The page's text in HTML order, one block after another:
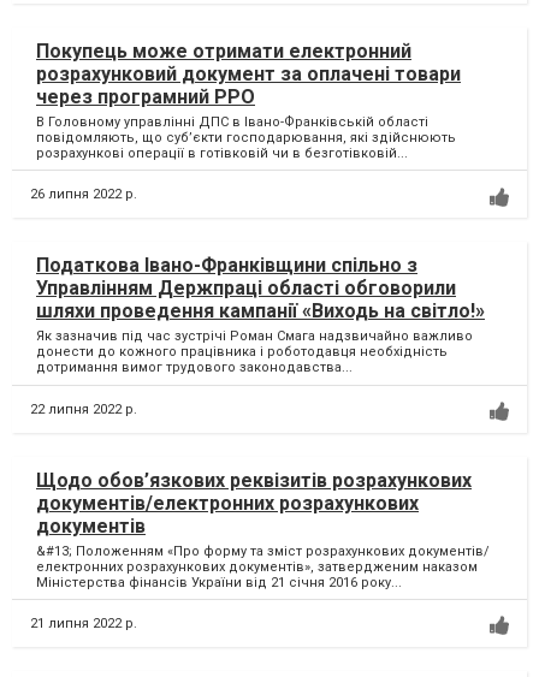
Покупець може отримати електронний
розрахунковий документ за оплачені товари
через програмний РРО
В Головному управлінні ДПС в Івано-Франківській області
повідомляють, що суб’єкти господарювання, які здійснюють
розрахункові операції в готівковій чи в безготівковій...
26 липня 2022 р.
Податкова Івано-Франківщини спільно з
Управлінням Держпраці області обговорили
шляхи проведення кампанії «Виходь на світло!»
Як зазначив під час зустрічі Роман Смага надзвичайно важливо
донести до кожного працівника і роботодавця необхідність
дотримання вимог трудового законодавства...
22 липня 2022 р.
Щодо обов’язкових реквізитів розрахункових
документів/електронних розрахункових
документів
&#13; Положенням «Про форму та зміст розрахункових документів/
електронних розрахункових документів», затвердженим наказом
Міністерства фінансів України від 21 січня 2016 року...
21 липня 2022 р.